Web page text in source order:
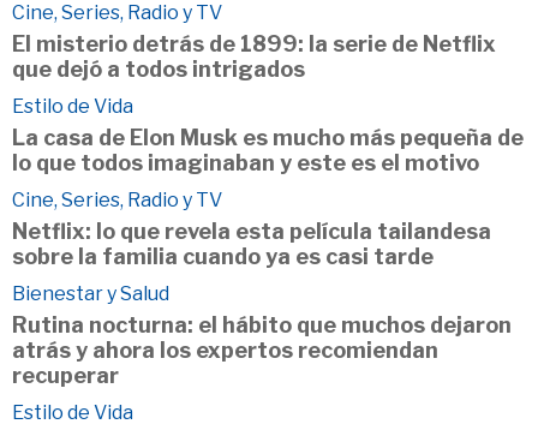
Cine, Series, Radio y TV
El misterio detrás de 1899: la serie de Netflix
que dejó a todos intrigados
Estilo de Vida
La casa de Elon Musk es mucho más pequeña de
lo que todos imaginaban y este es el motivo
Cine, Series, Radio y TV
Netflix: lo que revela esta película tailandesa
sobre la familia cuando ya es casi tarde
Bienestar y Salud
Rutina nocturna: el hábito que muchos dejaron
atrás y ahora los expertos recomiendan
recuperar
Estilo de Vida